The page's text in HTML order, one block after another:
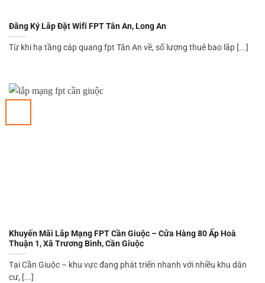
Đăng Ký Lắp Đặt Wifi FPT Tân An, Long An
Từ khi hạ tầng cáp quang fpt Tân An về, số lượng thuê bao lắp [...]
Khuyến Mãi Lắp Mạng FPT Cần Giuộc – Cửa Hàng 80 Ấp Hoà
Thuận 1, Xã Trương Bình, Cần Giuộc
Tại Cần Giuộc – khu vực đang phát triển nhanh với nhiều khu dân
cư, [...]